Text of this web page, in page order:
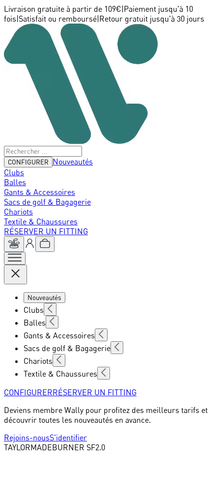
Livraison gratuite à partir de 109€ Paiement jusqu'à 10
fois Satisfait ou remboursé Retour gratuit jusqu'à 30 jours
CONFIGURER
Nouveautés
Clubs
Balles
Gants & Accessoires
Sacs de golf & Bagagerie
Chariots
Textile & Chaussures
RÉSERVER UN FITTING
Nouveautés
Clubs
Balles
Gants & Accessoires
Sacs de golf & Bagagerie
Chariots
Textile & Chaussures
CONFIGURERRÉSERVER UN FITTING
Deviens membre Wally pour profitez des meilleurs tarifs et
découvrir toutes les nouveautés en avance.
Rejoins-nousS'identifier
TAYLORMADEBURNER SF2.0